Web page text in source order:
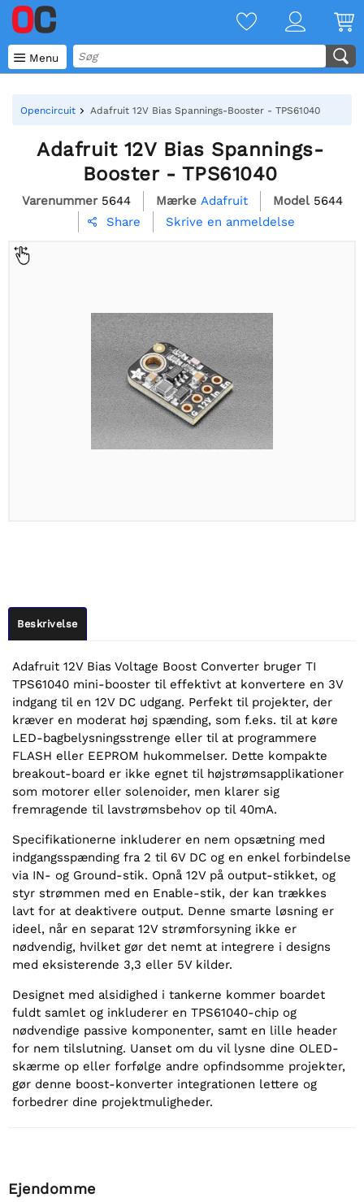
 Menu
Opencircuit Adafruit 12V Bias Spannings-Booster - TPS61040
Adafruit 12V Bias Spannings-
Booster - TPS61040
Varenummer 5644 Mærke Adafruit Model 5644
 Share Skrive en anmeldelse
Beskrivelse
Adafruit 12V Bias Voltage Boost Converter bruger TI
TPS61040 mini-booster til effektivt at konvertere en 3V
indgang til en 12V DC udgang. Perfekt til projekter, der
kræver en moderat høj spænding, som f.eks. til at køre
LED-bagbelysningsstrenge eller til at programmere
FLASH eller EEPROM hukommelser. Dette kompakte
breakout-board er ikke egnet til højstrømsapplikationer
som motorer eller solenoider, men klarer sig
fremragende til lavstrømsbehov op til 40mA.
Specifikationerne inkluderer en nem opsætning med
indgangsspænding fra 2 til 6V DC og en enkel forbindelse
via IN- og Ground-stik. Opnå 12V på output-stikket, og
styr strømmen med en Enable-stik, der kan trækkes
lavt for at deaktivere output. Denne smarte løsning er
ideel, når en separat 12V strømforsyning ikke er
nødvendig, hvilket gør det nemt at integrere i designs
med eksisterende 3,3 eller 5V kilder.
Designet med alsidighed i tankerne kommer boardet
fuldt samlet og inkluderer en TPS61040-chip og
nødvendige passive komponenter, samt en lille header
for nem tilslutning. Uanset om du vil lysne dine OLED-
skærme op eller forfølge andre opfindsomme projekter,
gør denne boost-konverter integrationen lettere og
forbedrer dine projektmuligheder.
Ejendomme